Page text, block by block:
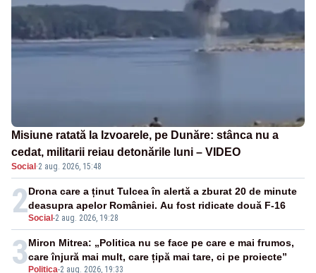
Misiune ratată la Izvoarele, pe Dunăre: stânca nu a
cedat, militarii reiau detonările luni – VIDEO
Social ·2 aug. 2026, 15:48
2Social -2 aug. 2026, 19:28
Drona care a ținut Tulcea în alertă a zburat 20 de minute
deasupra apelor României. Au fost ridicate două F-16
3 Politica-2 aug. 2026, 19:33
Miron Mitrea: „Politica nu se face pe care e mai frumos,
care înjură mai mult, care țipă mai tare, ci pe proiecte”